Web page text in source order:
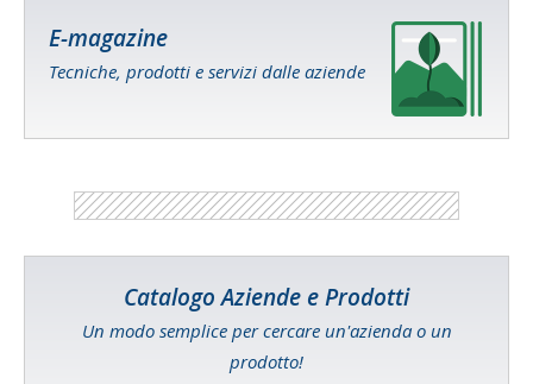
E-magazine
Tecniche, prodotti e servizi dalle aziende
Catalogo Aziende e Prodotti
Un modo semplice per cercare un'azienda o un
prodotto!